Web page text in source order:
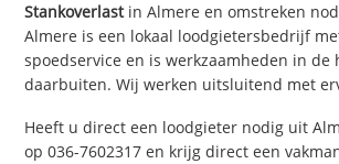
Stankoverlastin Almere en omstreken
Almere is een lokaal loodgietersbedrijf
spoedservice en is werkzaamheden in de
daarbuiten. Wij werken uitsluitend met
Heeft u direct een loodgieter nodig uit
op 036-7602317 en krijg direct een